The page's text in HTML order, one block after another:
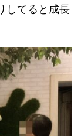
してると成長